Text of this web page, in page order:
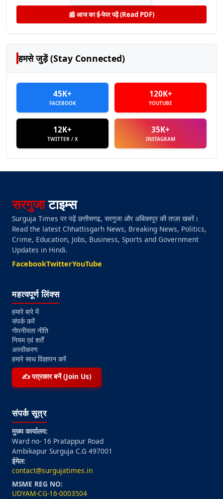
📰 आज का ई-पेपर पढ़ें (Read PDF)
हमसे जुड़ें (Stay Connected)
45K+
FACEBOOK
120K+
YOUTUBE
12K+
TWITTER / X
35K+
INSTAGRAM
सरगुजाटाइम्स
Surguja Times पर पढ़ें छत्तीसगढ़, सरगुजा और अंबिकापुर की ताज़ा खबरें।
Read the latest Chhattisgarh News, Breaking News, Politics,
Crime, Education, Jobs, Business, Sports and Government
Updates in Hindi.
FacebookTwitterYouTube
महत्वपूर्ण लिंक्स
हमारे बारे में
संपर्क करें
गोपनीयता नीति
नियम एवं शर्तें
अस्वीकरण
हमारे साथ विज्ञापन करें
✍️ पत्रकार बनें (Join Us)
संपर्क सूत्र
मुख्य कार्यालय:
Ward no- 16 Pratappur Road
Ambikapur Surguja C.G 497001
ईमेल:
contact@surgujatimes.in
MSME REG NO:
UDYAM-CG-16-0003504